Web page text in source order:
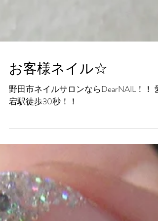
お客様ネイル☆
野田市ネイルサロンならDearNAIL！！ 愛
宕駅徒歩30秒！！